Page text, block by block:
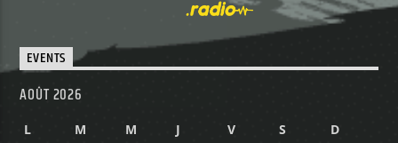
EVENTS
AOÛT 2026
L M M J V S D